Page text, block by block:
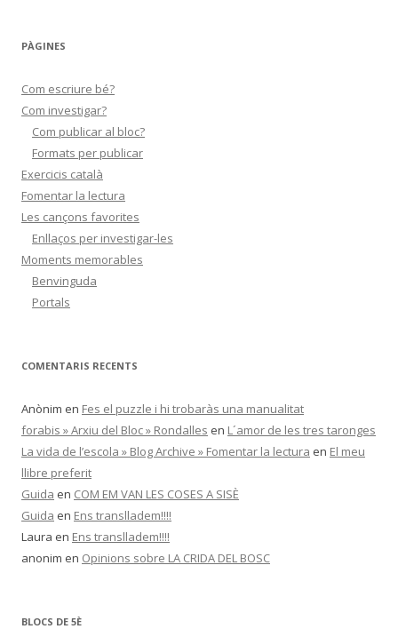
PÀGINES
Com escriure bé?
Com investigar?
Com publicar al bloc?
Formats per publicar
Exercicis català
Fomentar la lectura
Les cançons favorites
Enllaços per investigar-les
Moments memorables
Benvinguda
Portals
COMENTARIS RECENTS
Anònim en Fes el puzzle i hi trobaràs una manualitat
forabis » Arxiu del Bloc » Rondalles en L´amor de les tres taronges
La vida de l’escola » Blog Archive » Fomentar la lectura en El meu
llibre preferit
Guida en COM EM VAN LES COSES A SISÈ
Guida en Ens translladem!!!!
Laura en Ens translladem!!!!
anonim en Opinions sobre LA CRIDA DEL BOSC
BLOCS DE 5È